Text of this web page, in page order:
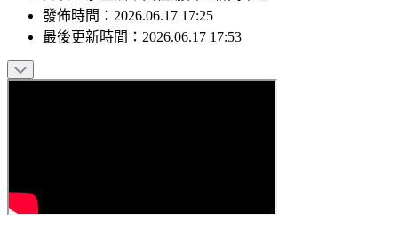
記者：李宜杰｜責任編輯：
發佈時間：2026.06.17 17:25